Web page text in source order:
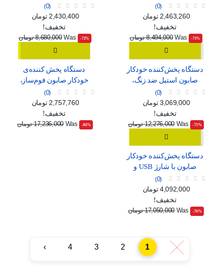
ماساژور
0
قیمت عادی
قیمت
2,463,260 تومان
تخفیف!
‎-71%
Was 8,494,000 تومان
0
قیمت عادی
قیمت
2,430,400 تومان
تخفیف!
‎-72%
Was 8,680,000 تومان
دستگاه پخش‌کننده خودکار
صابون استیل ضد زنگ،
بدون نیاز به لمس
0
قیمت عادی
قیمت
3,069,000 تومان
تخفیف!
‎-75%
Was 12,276,000 تومان
دستگاه پخش کننده‌ی
خودکار صابون فوم‌ساز،
بدون نیاز به لمس
0
قیمت عادی
قیمت
2,757,760 تومان
تخفیف!
‎-84%
Was 17,236,000 تومان
دستگاه پخش‌کننده خودکار
صابون با شارژ USB و
صفحه نمایش دیجیتال
0
قیمت عادی
قیمت
4,092,000 تومان
تخفیف!
‎-76%
Was 17,050,000 تومان
‹
1
2
3
4
›